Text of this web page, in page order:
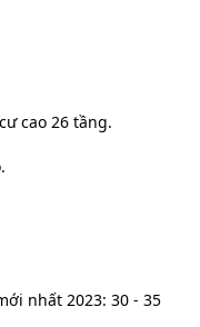
cao 26 tầng.
nhất 2023: 30 - 35